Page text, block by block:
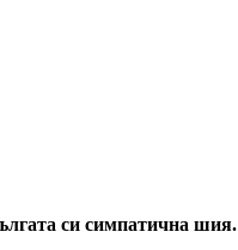
си симпатична шия.